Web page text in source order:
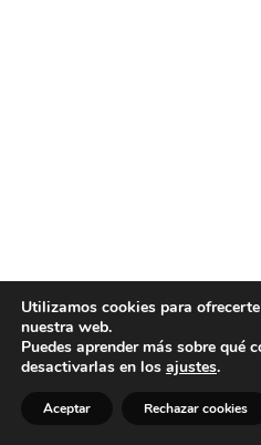
Utilizamos cookies para
nuestra web.
Puedes aprender más sobre qué
desactivarlas en los ajustes.
Aceptar Rechazar cookies